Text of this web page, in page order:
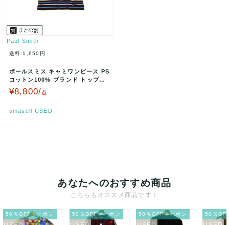
Paul Smith
送料:1,650円
ポールスミス キャミワンピース PS
コットン100% ブランド トップス
レディース 40サイズ …
¥8,800/点
smasell.USED
あなたへのおすすめ商品
こちらもオススメ商品です！
50％OFFクーポン 50％OFFクーポン 50％OFFクーポン 50％